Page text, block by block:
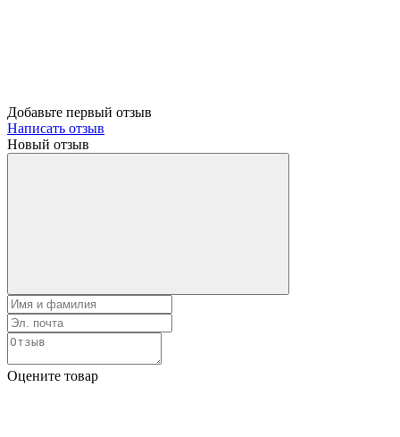
Добавьте первый отзыв
Написать отзыв
Новый отзыв
Оцените товар